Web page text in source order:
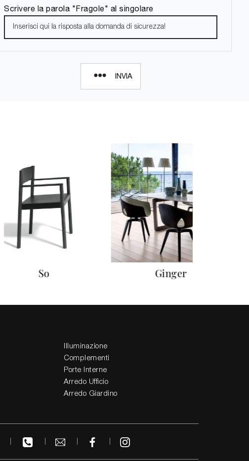
Scrivere la parola "Fragole" al singolare
INVIA
So Ginger
Illuminazione
Complementi
Porte Interne
Arredo Ufficio
Arredo Giardino